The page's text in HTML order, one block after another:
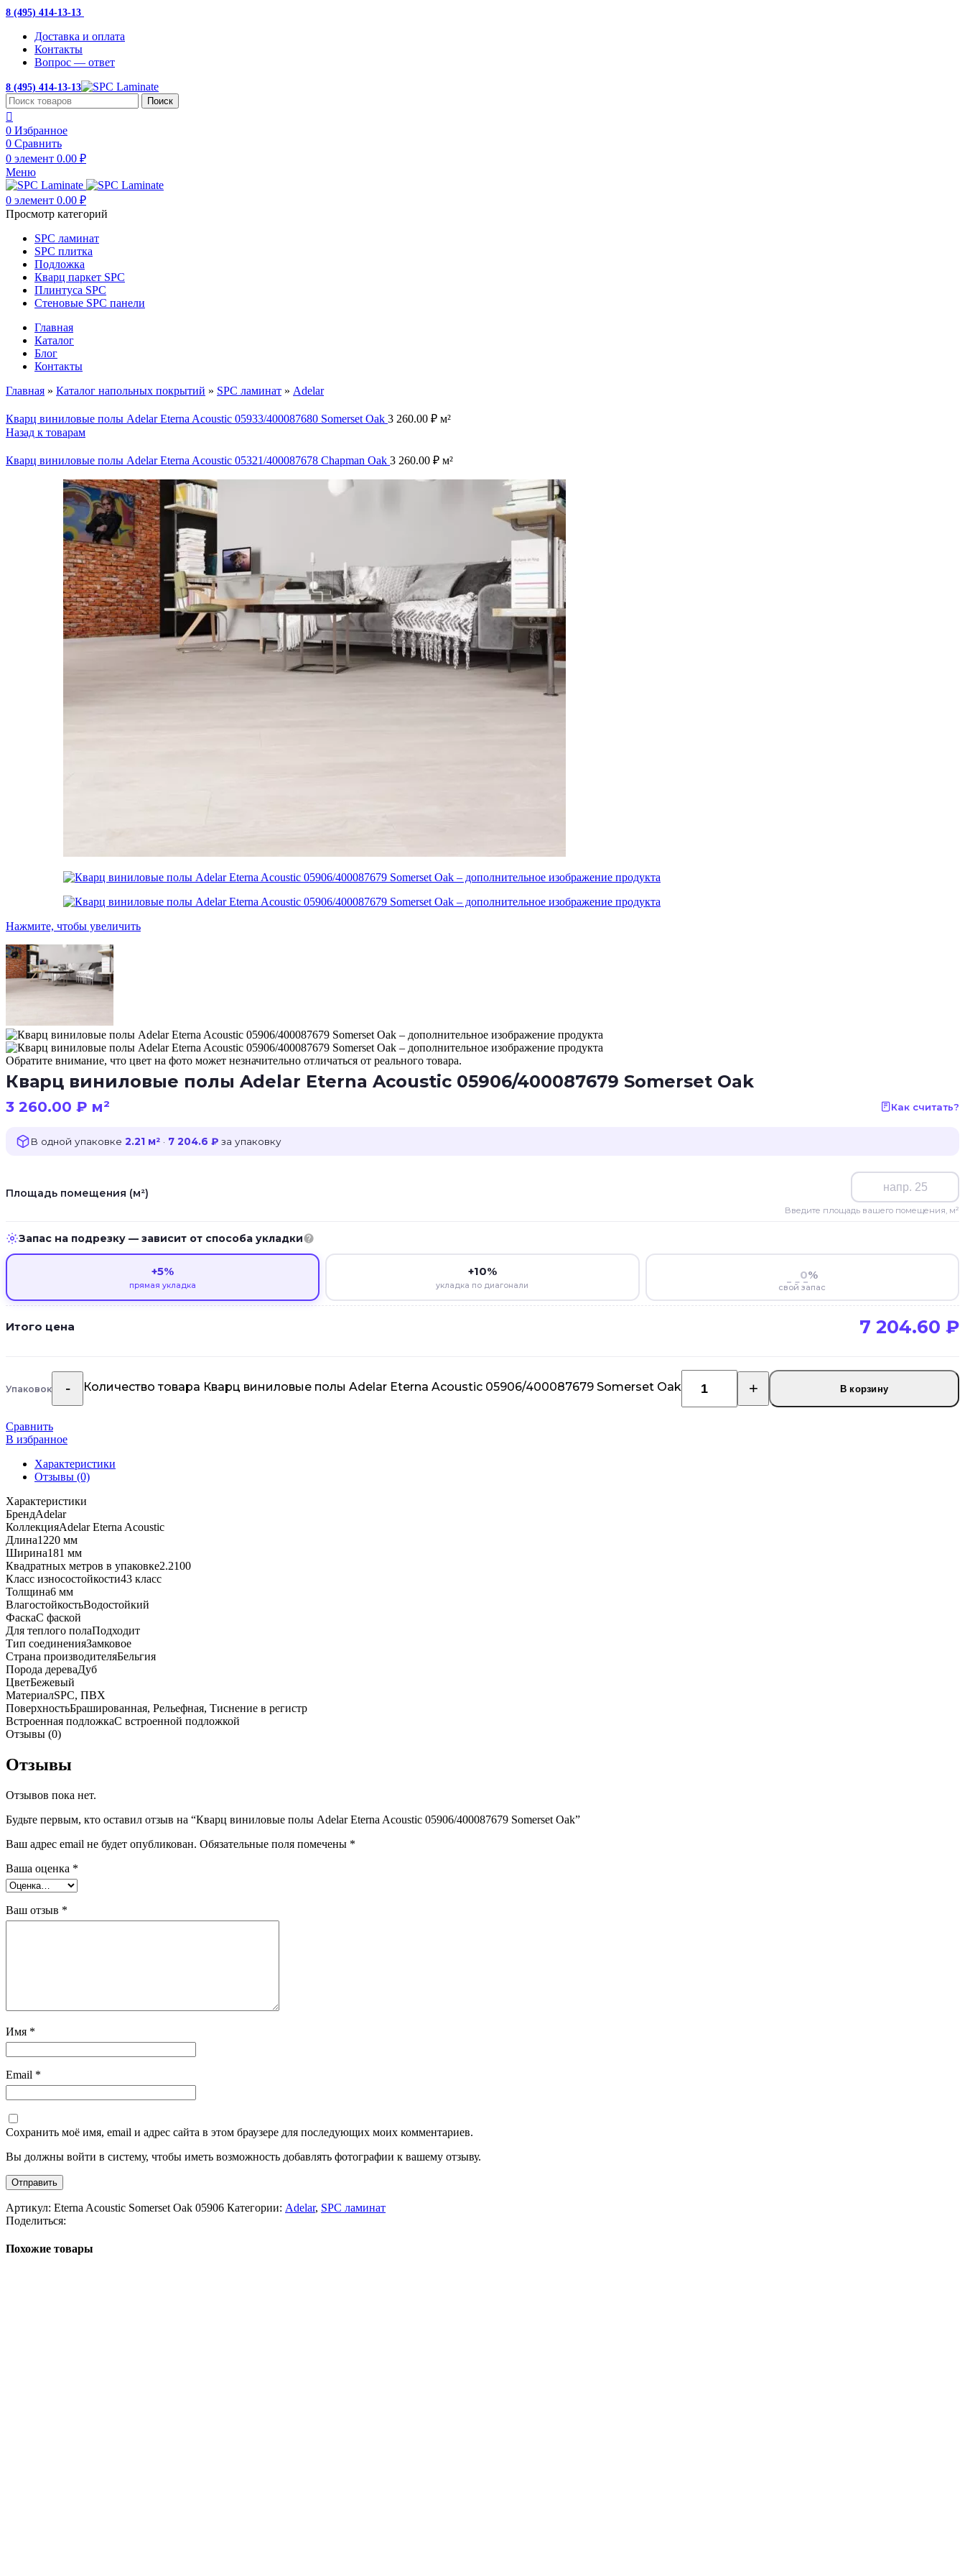
8 (495) 414-13-13
Доставка и оплата
Контакты
Вопрос — ответ
8 (495) 414-13-13
Поиск
0 Избранное
0 Сравнить
0 элемент 0.00 ₽
Меню
0 элемент 0.00 ₽
Просмотр категорий
SPC ламинат
SPC плитка
Подложка
Кварц паркет SPC
Плинтуса SPC
Стеновые SPC панели
Главная
Каталог
Блог
Контакты
Главная » Каталог напольных покрытий » SPC ламинат » Adelar
Кварц виниловые полы Adelar Eterna Acoustic 05933/400087680 Somerset Oak 3 260.00 ₽ м²
Назад к товарам
Кварц виниловые полы Adelar Eterna Acoustic 05321/400087678 Chapman Oak 3 260.00 ₽ м²
Нажмите, чтобы увеличить
Обратите внимание, что цвет на фото может незначительно отличаться от реального товара.
Кварц виниловые полы Adelar Eterna Acoustic 05906/400087679 Somerset Oak
3 260.00 ₽ м² Как считать?
В одной упаковке 2.21 м² · 7 204.6 ₽ за упаковку
Площадь помещения (м²)
Введите площадь вашего помещения, м²
Запас на подрезку — зависит от способа укладки
+5%
прямая укладка
+10%
укладка по диагонали
%
свой запас
Итого цена 7 204.60 ₽
Упаковок Количество товара Кварц виниловые полы Adelar Eterna Acoustic 05906/400087679 Somerset Oak В корзину
Сравнить
В избранное
Характеристики
Отзывы (0)
Характеристики
БрендAdelar
КоллекцияAdelar Eterna Acoustic
Длина1220 мм
Ширина181 мм
Квадратных метров в упаковке2.2100
Класс износостойкости43 класс
Толщина6 мм
ВлагостойкостьВодостойкий
ФаскаС фаской
Для теплого полаПодходит
Тип соединенияЗамковое
Страна производителяБельгия
Порода дереваДуб
ЦветБежевый
МатериалSPC, ПВХ
ПоверхностьБрашированная, Рельефная, Тиснение в регистр
Встроенная подложкаC встроенной подложкой
Отзывы (0)
Отзывы
Отзывов пока нет.
Будьте первым, кто оставил отзыв на “Кварц виниловые полы Adelar Eterna Acoustic 05906/400087679 Somerset Oak”
Ваш адрес email не будет опубликован. Обязательные поля помечены *
Ваша оценка *
Ваш отзыв *
Имя *
Email *
Сохранить моё имя, email и адрес сайта в этом браузере для последующих моих комментариев.
Вы должны войти в систему, чтобы иметь возможность добавлять фотографии к вашему отзыву.
Артикул: Eterna Acoustic Somerset Oak 05906 Категории: Adelar, SPC ламинат
Поделиться:
Похожие товары